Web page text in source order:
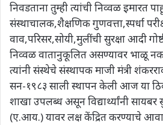
निवडताना तुम्ही त्यांची निव्वळ इमारत
संस्थाचालक,शैक्षणिक गुणवत्ता,स्पर्धा
वाव,परिसर,सोयी,मुलींची सुरक्षा आदी
निव्वळ वातानुकूलित असण्यावर भाळू
त्यांनी संस्थेचे संस्थापक माजी मंत्री
सन-१९८३ साली स्थापन केली आज या
शाखा उपलब्ध असून विद्यार्थ्यांनी सायबर
(ए.आय.) यावर लक्ष केंद्रित करण्याचे